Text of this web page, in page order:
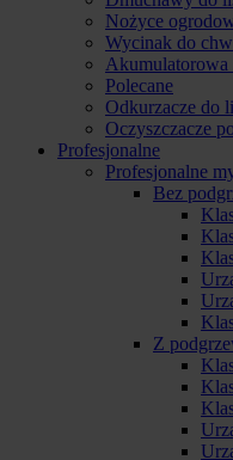
Nożyce
Wycinak do
Akumulatorowa
Polecane
Odkurzacze do
Oczyszczacze
Profesjonalne
Profesjonalne
Bez
Z